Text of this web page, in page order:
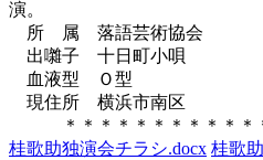
演。
所 属 落語芸術協会
出囃子 十日町小唄
血液型 Ｏ型
現住所 横浜市南区
＊＊＊＊＊＊＊＊＊＊＊＊
桂歌助独演会チラシ.docx 桂歌